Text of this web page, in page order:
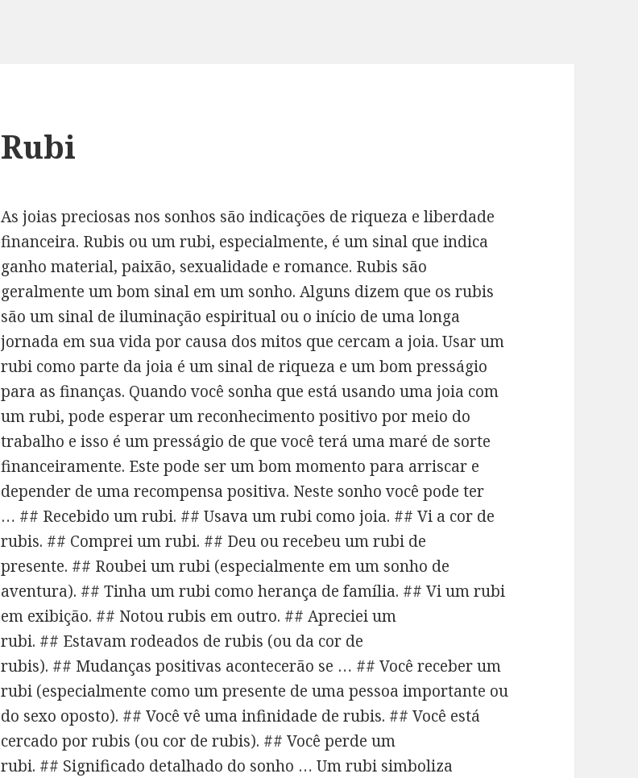
Rubi
As joias preciosas nos sonhos são indicações de riqueza e liberdade
financeira. Rubis ou um rubi, especialmente, é um sinal que indica
ganho material, paixão, sexualidade e romance. Rubis são
geralmente um bom sinal em um sonho. Alguns dizem que os rubis
são um sinal de iluminação espiritual ou o início de uma longa
jornada em sua vida por causa dos mitos que cercam a joia. Usar um
rubi como parte da joia é um sinal de riqueza e um bom presságio
para as finanças. Quando você sonha que está usando uma joia com
um rubi, pode esperar um reconhecimento positivo por meio do
trabalho e isso é um presságio de que você terá uma maré de sorte
financeiramente. Este pode ser um bom momento para arriscar e
depender de uma recompensa positiva. Neste sonho você pode ter
… ## Recebido um rubi. ## Usava um rubi como joia. ## Vi a cor de
rubis. ## Comprei um rubi. ## Deu ou recebeu um rubi de
presente. ## Roubei um rubi (especialmente em um sonho de
aventura). ## Tinha um rubi como herança de família. ## Vi um rubi
em exibição. ## Notou rubis em outro. ## Apreciei um
rubi. ## Estavam rodeados de rubis (ou da cor de
rubis). ## Mudanças positivas acontecerão se … ## Você receber um
rubi (especialmente como um presente de uma pessoa importante ou
do sexo oposto). ## Você vê uma infinidade de rubis. ## Você está
cercado por rubis (ou cor de rubis). ## Você perde um
rubi. ## Significado detalhado do sonho … Um rubi simboliza